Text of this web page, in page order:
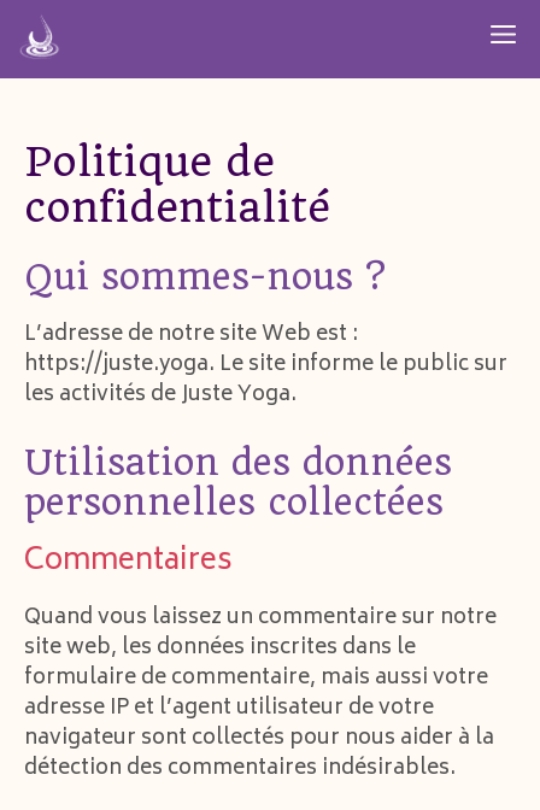
Aller
au
contenu
Politique de
confidentialité
Qui sommes-nous ?
L’adresse de notre site Web est :
https://juste.yoga. Le site informe le public sur
les activités de Juste Yoga.
Utilisation des données
personnelles collectées
Commentaires
Quand vous laissez un commentaire sur notre
site web, les données inscrites dans le
formulaire de commentaire, mais aussi votre
adresse IP et l’agent utilisateur de votre
navigateur sont collectés pour nous aider à la
détection des commentaires indésirables.